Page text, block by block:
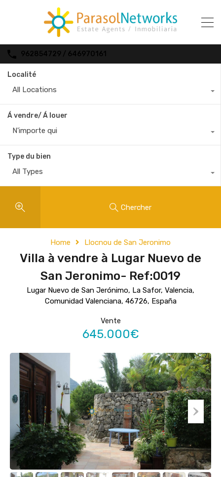
962854729 / 646970161
Localité
All Locations
Á vendre/ Á louer
N'importe qui
Type du bien
All Types
Chercher
Home Llocnou de San Jeronimo
Villa à vendre à Lugar Nuevo de
San Jeronimo- Ref:0019
Lugar Nuevo de San Jerónimo, La Safor, Valencia,
Comunidad Valenciana, 46726, España
Vente
645.000€